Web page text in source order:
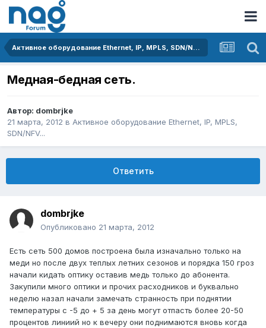
Активное оборудование Ethernet, IP, MPLS, SDN/NFV...
Медная-бедная сеть.
Автор: dombrjke
21 марта, 2012 в Активное оборудование Ethernet, IP, MPLS,
SDN/NFV...
Ответить
dombrjke
Опубликовано 21 марта, 2012
Есть сеть 500 домов построена была изначально только на
меди но после двух теплых летних сезонов и порядка 150 гроз
начали кидать оптику оставив медь только до абонента.
Закупили много оптики и прочих расходников и буквально
неделю назал начали замечать странность при поднятии
температуры с -5 до + 5 за день могут отпасть более 20-50
процентов линиий но к вечеру они поднимаются вновь когда